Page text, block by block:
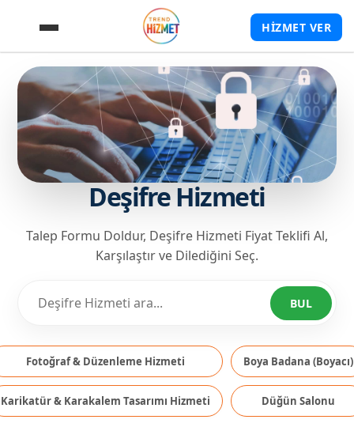
HİZMET VER
Deşifre Hizmeti
Talep Formu Doldur, Deşifre Hizmeti Fiyat Teklifi Al,
Karşılaştır ve Dilediğini Seç.
BUL
Fotoğraf & Düzenleme Hizmeti Boya Badana (Boyacı)
Karikatür & Karakalem Tasarımı Hizmeti Düğün Salonu